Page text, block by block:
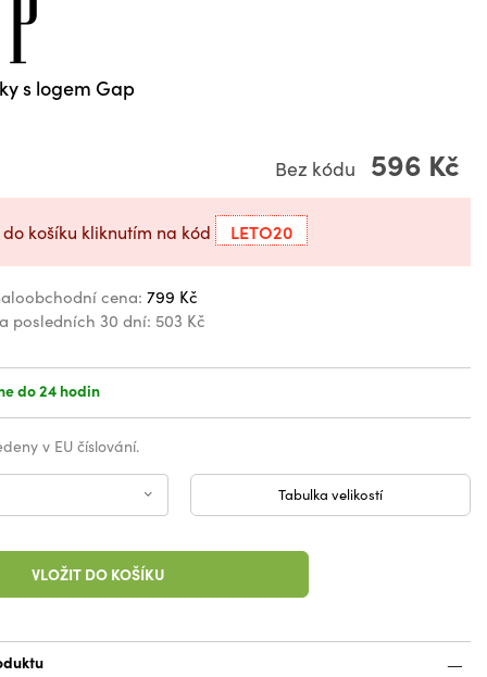
s logem Gap
Bez kódu 596 Kč
do košíku kliknutím na kód LETO20
cena: 799 Kč
posledních 30 dní: 503 Kč
do 24 hodin
v EU číslování.
Tabulka velikostí
VLOŽIT DO KOŠÍKU